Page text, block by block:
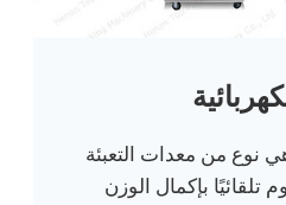
هي نوع من معدات التعبئة
تلقائيًا بإكمال الوزن